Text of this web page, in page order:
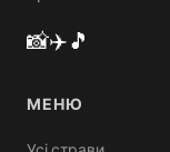
📸✈️🎵
МЕНЮ